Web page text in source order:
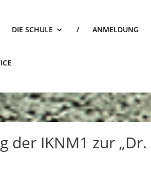
DIE SCHULE / ANMELDUNG
der IKNM1 zur „Dr.